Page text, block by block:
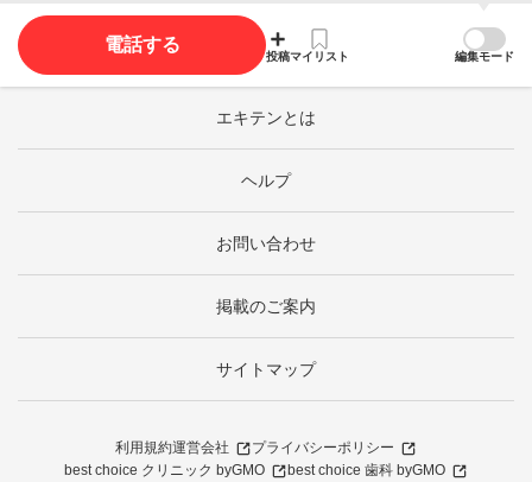
電話する
投稿マイリスト 編集モード
エキテンとは
ヘルプ
お問い合わせ
掲載のご案内
サイトマップ
利用規約運営会社
プライバシーポリシー
best choice クリニック byGMO
best choice 歯科 byGMO